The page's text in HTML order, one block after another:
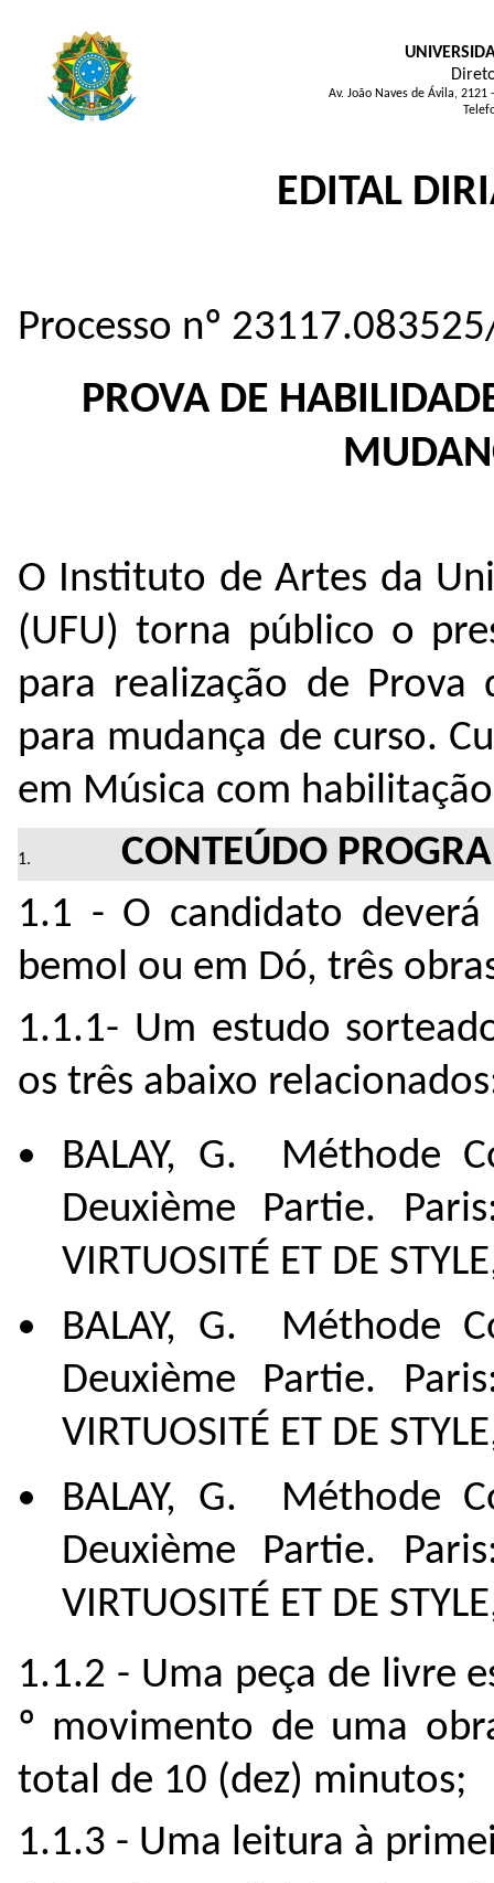
Av. João Naves de Ávila,
EDITAL
Processo nº
PROVA DE
O Instituto de Artes da
(UFU) torna público o
para realização de Prova
para mudança de curso.
em Música com
CONTEÚDO
1.1 - O candidato
bemol ou em Dó, três
1.1.1- Um estudo
os três abaixo
BALAY, G. Méthode
Deuxième Partie.
VIRTUOSITÉ ET DE
BALAY, G. Méthode
Deuxième Partie.
VIRTUOSITÉ ET DE
BALAY, G. Méthode
Deuxième Partie.
VIRTUOSITÉ ET DE
1.1.2 - Uma peça de livre
º movimento de uma
total de 10 (dez) minutos;
1.1.3 - Uma leitura à